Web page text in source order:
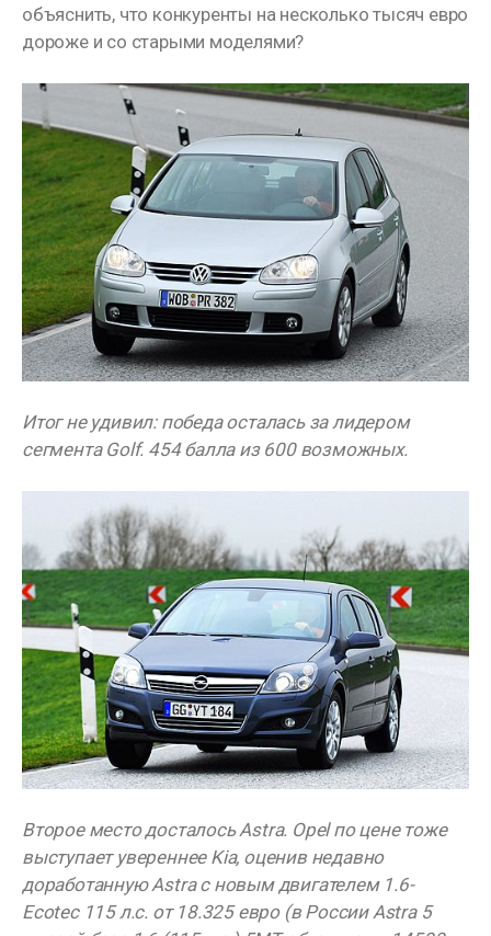
объяснить, что конкуренты на несколько тысяч евро
дороже и со старыми моделями?
Итог не удивил: победа осталась за лидером
сегмента Golf. 454 балла из 600 возможных.
Второе место досталось Astra. Opel по цене тоже
выступает увереннее Kia, оценив недавно
доработанную Astra с новым двигателем 1.6-
Ecotec 115 л.с. от 18.325 евро (в России Astra 5